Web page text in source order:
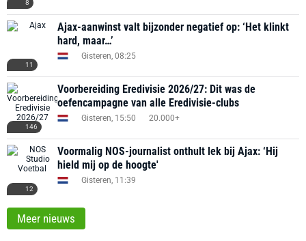
8
11
Ajax-aanwinst valt bijzonder negatief op: ‘Het klinkt
hard, maar…’
Gisteren, 08:25
146
Voorbereiding Eredivisie 2026/27: Dit was de
oefencampagne van alle Eredivisie-clubs
Gisteren, 15:50 20.000+
12
Voormalig NOS-journalist onthult lek bij Ajax: ‘Hij
hield mij op de hoogte'
Gisteren, 11:39
Meer nieuws